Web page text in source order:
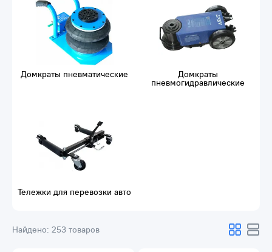
Домкраты пневматические Домкраты
пневмогидравлические
Тележки для перевозки авто
Найдено: 253 товаров